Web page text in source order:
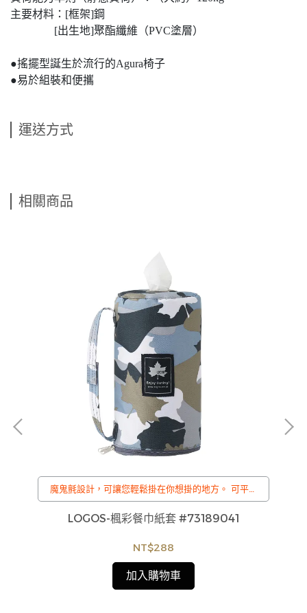
主要材料：[框架]鋼
[出生地]聚酯纖維（PVC塗層）
●搖擺型誕生於流行的Agura椅子
●易於組裝和便攜
運送方式
相關商品
魔鬼氈設計，可讓您輕鬆掛在你想掛的地方。 可平放
或懸掛。
/
商品流動性快且多個平台共用庫存，偶有下單後缺貨
情形，客服人員將立即與您聯繫交期或更換商品，如
無法出貨，本公司將有權取消訂單，造成不便尚請見
諒。如遇庫存不足無法下單，亦歡迎洽詢客服。
LOGOS-楓彩餐巾紙套 #73189041
NT$288
加入購物車